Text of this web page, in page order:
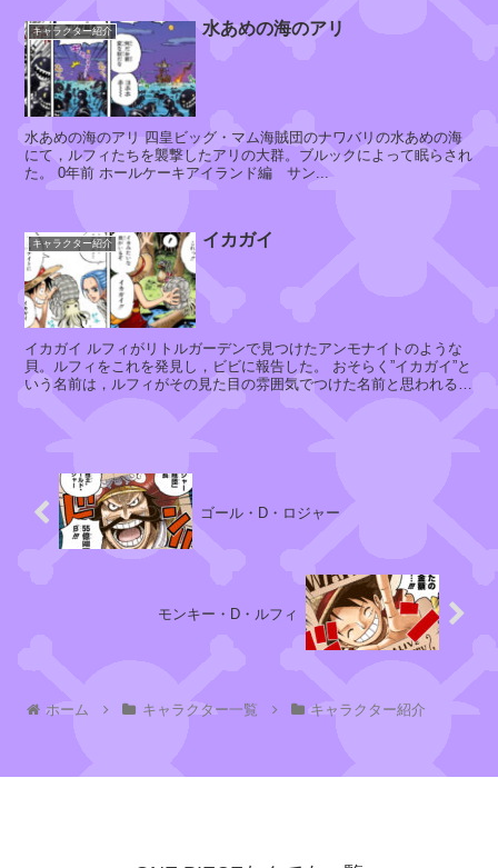
キャラクター紹介 水あめの海のアリ
水あめの海のアリ 四皇ビッグ・マム海賊団のナワバリの水あめの海
にて，ルフィたちを襲撃したアリの大群。ブルックによって眠らされ
た。 0年前 ホールケーキアイランド編 サン...
キャラクター紹介 イカガイ
イカガイ ルフィがリトルガーデンで見つけたアンモナイトのような
貝。ルフィをこれを発見し，ビビに報告した。 おそらく”イカガイ”と
いう名前は，ルフィがその見た目の雰囲気でつけた名前と思われる
ゴール・D・ロジャー
モンキー・D・ルフィ
ホーム キャラクター一覧 キャラクター紹介